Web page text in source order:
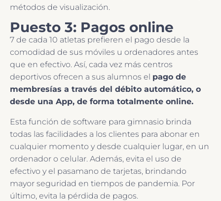
métodos de visualización.
Puesto 3: Pagos online
7 de cada 10 atletas prefieren el pago desde la
comodidad de sus móviles u ordenadores antes
que en efectivo. Así, cada vez más centros
deportivos ofrecen a sus alumnos el pago de
membresías a través del débito automático, o
desde una App, de forma totalmente online.
Esta función de software para gimnasio brinda
todas las facilidades a los clientes para abonar en
cualquier momento y desde cualquier lugar, en un
ordenador o celular. Además, evita el uso de
efectivo y el pasamano de tarjetas, brindando
mayor seguridad en tiempos de pandemia. Por
último, evita la pérdida de pagos.